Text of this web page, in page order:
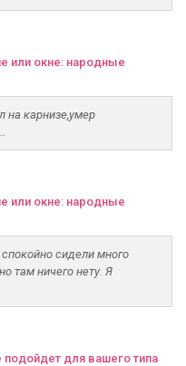
или окне: народные
на карнизе,умер
или окне: народные
сидели много
там ничего нету. Я
подойдет для вашего типа